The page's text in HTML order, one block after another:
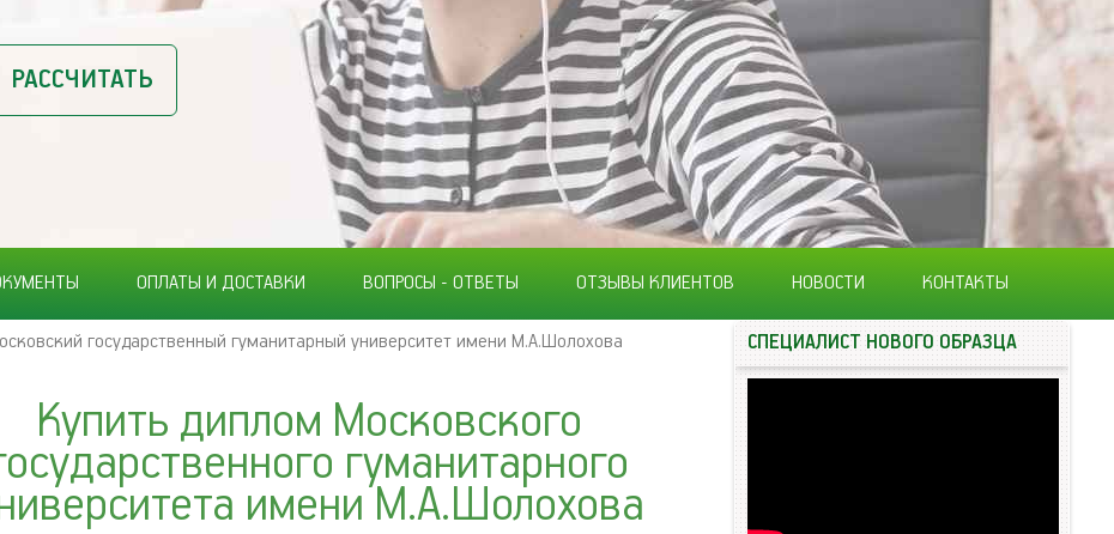
РАССЧИТАТЬ
ОПЛАТЫ И ДОСТАВКИ ВОПРОСЫ - ОТВЕТЫ ОТЗЫВЫ КЛИЕНТОВ НОВОСТИ КОНТАКТЫ
государственный гуманитарный университет имени М.А.Шолохова
Купить диплом Московского
гуманитарного
имени М.А.Шолохова
СПЕЦИАЛИСТ НОВОГО ОБРАЗЦА